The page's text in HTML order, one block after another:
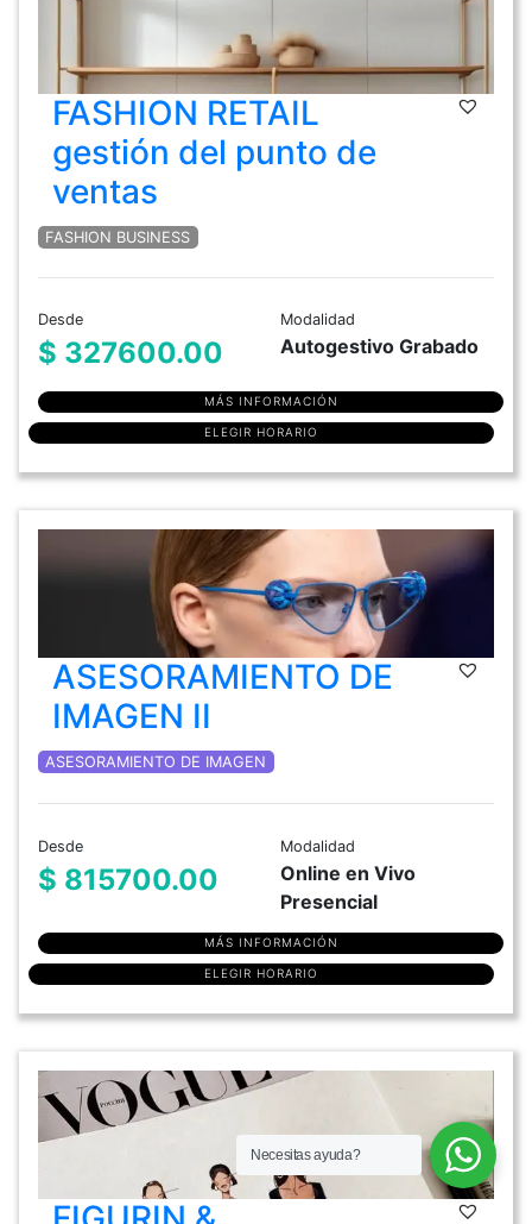
FASHION RETAIL
gestión del punto de
ventas
FASHION BUSINESS
Desde
$ 327600.00
Modalidad
Autogestivo Grabado
MÁS INFORMACIÓN
ELEGIR HORARIO
ASESORAMIENTO DE
IMAGEN II
ASESORAMIENTO DE IMAGEN
Desde
$ 815700.00
Modalidad
Online en Vivo
Presencial
MÁS INFORMACIÓN
ELEGIR HORARIO
Necesitas ayuda?